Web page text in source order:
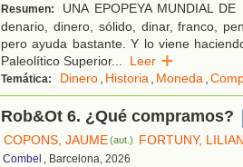
Resumen:
UNA EPOPEYA MUNDIAL
denario, dinero, sólido, dinar, franco,
pero ayuda bastante. Y lo viene
Paleolítico Superior... Leer
Temática: Dinero, Historia, Moneda,
Rob&Ot 6. ¿Qué compramos?
COPONS, JAUME(aut.) FORTUNY,
Combel , Barcelona, 2026